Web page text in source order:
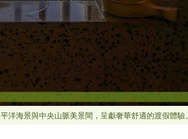
洋海景與中央山脈美景間，呈獻奢華舒適的渡假體驗。